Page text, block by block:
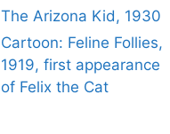
The Arizona Kid, 1930
Cartoon: Feline Follies,
1919, first appearance
of Felix the Cat